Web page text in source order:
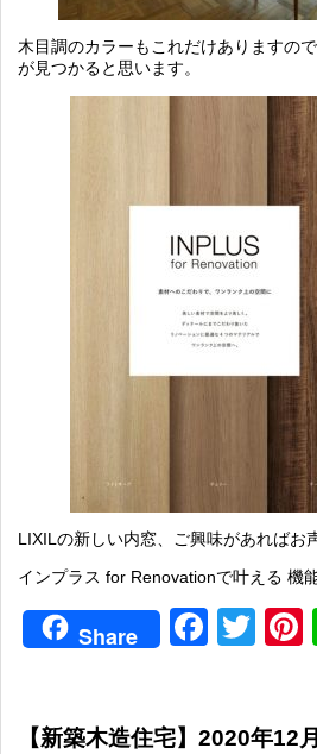
木目調のカラーもこれだけありますの
が見つかると思います。
LIXILの新しい内窓、ご興味があればお
インプラス for Renovationで叶える 機
Share
【新築木造住宅】2020年12